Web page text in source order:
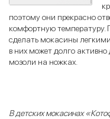
поэтому они прекрасно
комфортную температуру.
сделать мокасины
в них может долго активно
мозоли на ножках.
В детских мокасинах